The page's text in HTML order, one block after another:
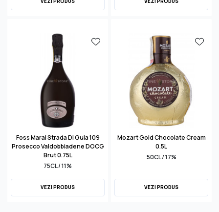
Foss Marai Strada Di Guia 109
Prosecco Valdobbiadene DOCG
Brut 0.75L
75CL / 11%
VEZI PRODUS
Mozart Gold Chocolate Cream
0.5L
50CL / 17%
VEZI PRODUS